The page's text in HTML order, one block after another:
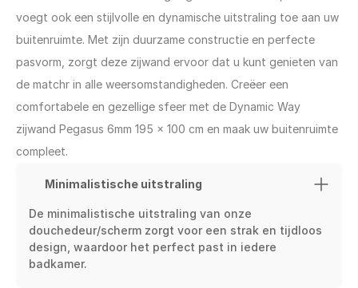
voegt ook een stijlvolle en dynamische uitstraling toe aan uw
buitenruimte. Met zijn duurzame constructie en perfecte
pasvorm, zorgt deze zijwand ervoor dat u kunt genieten van
de matchr in alle weersomstandigheden. Creëer een
comfortabele en gezellige sfeer met de Dynamic Way
zijwand Pegasus 6mm 195 x 100 cm en maak uw buitenruimte
compleet.
Minimalistische uitstraling
De minimalistische uitstraling van onze
douchedeur/scherm zorgt voor een strak en tijdloos
design, waardoor het perfect past in iedere
badkamer.